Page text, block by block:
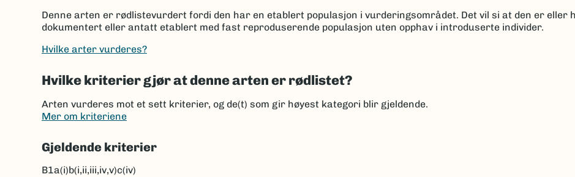
Denne arten er rødlistevurdert fordi den har en etablert populasjon i vurderingsområdet. Det vil si at den er eller
dokumentert eller antatt etablert med fast reproduserende populasjon uten opphav i introduserte individer.
Hvilke arter vurderes?
Hvilke kriterier gjør at denne arten er rødlistet?
Arten vurderes mot et sett kriterier, og de(t) som gir høyest kategori blir gjeldende.
Mer om kriteriene
Gjeldende kriterier
B1a(i)b(i,ii,iii,iv,v)c(iv)